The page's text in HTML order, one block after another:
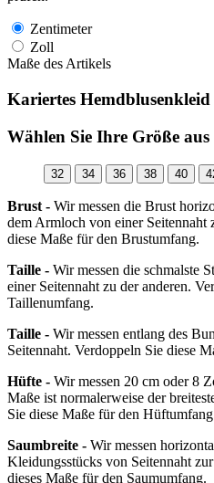
Zentimeter
Zoll
Maße des Artikels
Kariertes
Wählen Sie Ihre Größe aus
32 34 36 38 40
Brust - Wir messen die Brust
dem Armloch von einer Seitennaht
diese Maße für den Brustumfang.
Taille - Wir messen die schmalste
einer Seitennaht zu der anderen.
Taillenumfang.
Taille - Wir messen entlang des
Seitennaht. Verdoppeln Sie diese
Hüfte - Wir messen 20 cm oder 8
Maße ist normalerweise der
Sie diese Maße für den
Saumbreite - Wir messen
Kleidungsstücks von Seitennaht
dieses Maße für den Saumumfang.